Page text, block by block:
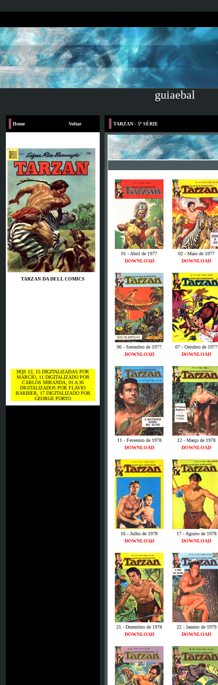
guiaebal
Home Voltar
TARZAN DA DELL COMICS
HQS 12, 15 DIGITALIZADAS POR
MARCIO, 11 DIGITALIZADO POR
CARLOS MIRANDA, 01 A 36
DIGITALIZADOS POR FLAVIO
BARBIER, 17 DIGITALIZADO POR
GEORGE PORTO
TARZAN - 5ª SÉRIE
01 - Abril de 1977
02 - Maio de 1977
DOWNLOAD
DOWNLOAD
06 - Setembro de 1977
07 - Outubro de 1977
DOWNLOAD
DOWNLOAD
11 - Fevereiro de 1978
12 - Março de 1978
DOWNLOAD
DOWNLOAD
16 - Julho de 1978
17 - Agosto de 1978
DOWNLOAD
DOWNLOAD
21 - Dezembro de 1978
22 - Janeiro de 1979
DOWNLOAD
DOWNLOAD